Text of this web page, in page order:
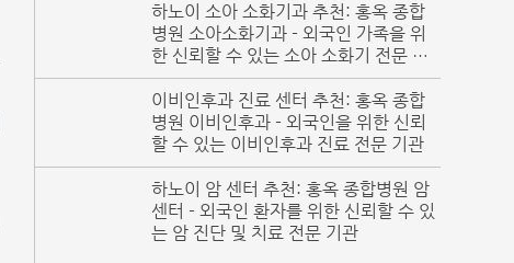
하노이 소아 소화기과 추천: 홍옥 종합
병원 소아소화기과 - 외국인 가족을 위
한 신뢰할 수 있는 소아 소화기 전문 의
료기관
이비인후과 진료 센터 추천: 홍옥 종합
병원 이비인후과 - 외국인을 위한 신뢰
할 수 있는 이비인후과 진료 전문 기관
하노이 암 센터 추천: 홍옥 종합병원 암
센터 - 외국인 환자를 위한 신뢰할 수 있
는 암 진단 및 치료 전문 기관